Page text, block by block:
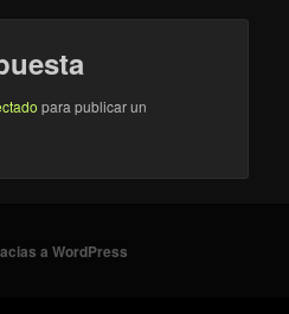
para publicar un
a WordPress